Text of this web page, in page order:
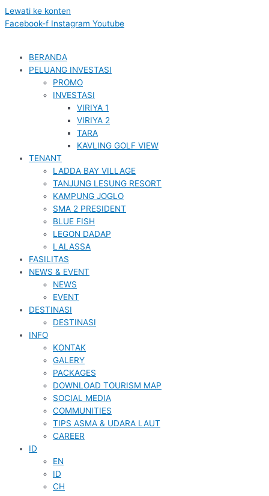
Lewati ke konten
Facebook-f Instagram Youtube
BERANDA
PELUANG INVESTASI
PROMO
INVESTASI
VIRIYA 1
VIRIYA 2
TARA
KAVLING GOLF VIEW
TENANT
LADDA BAY VILLAGE
TANJUNG LESUNG RESORT
KAMPUNG JOGLO
SMA 2 PRESIDENT
BLUE FISH
LEGON DADAP
LALASSA
FASILITAS
NEWS & EVENT
NEWS
EVENT
DESTINASI
DESTINASI
INFO
KONTAK
GALERY
PACKAGES
DOWNLOAD TOURISM MAP
SOCIAL MEDIA
COMMUNITIES
TIPS ASMA & UDARA LAUT
CAREER
ID
EN
ID
CH